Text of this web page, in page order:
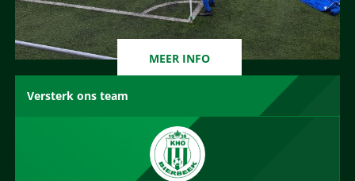
MEER INFO
Versterk ons team